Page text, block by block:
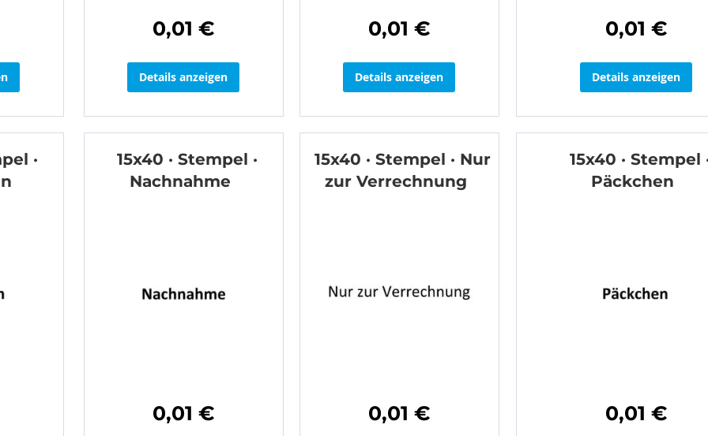
0,01 €
Details anzeigen
0,01 €
Details anzeigen
0,01 €
Details anzeigen
·
15x40 · Stempel ·
Nachnahme
0,01 €
15x40 · Stempel · Nur
zur Verrechnung
0,01 €
15x40 · Stempel
Päckchen
0,01 €